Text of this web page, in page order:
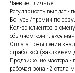
Чаевые - личные
Регулярность выплат -
Бонусы/премии по
Кол-во клиентов в
обычном комплексе
Оплата повышении
отработкой (заключаем
Продвижение мастера -
рабочая зона - 2 стола